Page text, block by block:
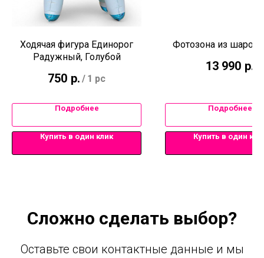
Ходячая фигура Единорог
Радужный, Голубой
750 р. / 1 pc
Подробнее
Купить в один клик
Фотозона из
13 990 р.
Подробнее
Купить в один
Сложно сделать выбор?
Оставьте свои контактные данные и мы